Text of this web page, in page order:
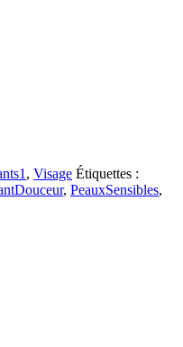
, Visage Étiquettes :
, PeauxSensibles,